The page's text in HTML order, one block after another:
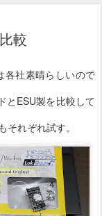
較
各社素晴らしいので
とESU製を比較して
れぞれ試す。